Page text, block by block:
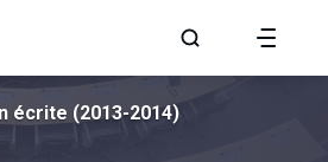
Aller à la page
écrite (2013-2014)